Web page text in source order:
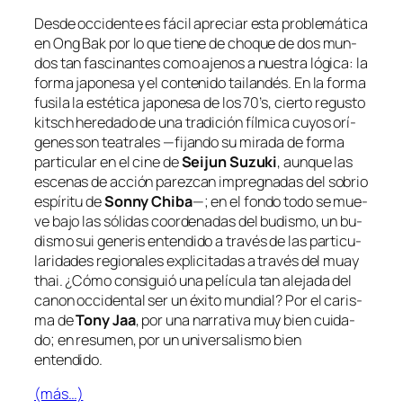
Desde oc­ci­den­te es fá­cil apre­ciar es­ta pro­ble­má­ti­ca
enOng Bakpor lo que tie­ne de cho­que de dos mun­
dos tan fas­ci­nan­tes co­mo aje­nos a nues­tra ló­gi­ca: la
for­ma ja­po­ne­sa y el con­te­ni­do tai­lan­dés. En la for­ma
fu­si­la la es­té­ti­ca ja­po­ne­sa de los 70’s, cier­to re­gus­to
kitschhe­re­da­do de una tra­di­ción fíl­mi­ca cu­yos orí­
ge­nes son tea­tra­les —fi­jan­do su mi­ra­da de for­ma
par­ti­cu­lar en el ci­ne deSeijun Suzuki, aun­que las
es­ce­nas de ac­ción pa­rez­can im­preg­na­das del so­brio
es­pí­ri­tu deSonny Chiba—; en el fon­do to­do se mue­
ve ba­jo las só­li­das coor­de­na­das del bu­dis­mo, un bu­
dis­mosui ge­ne­risen­ten­di­do a tra­vés de las par­ti­cu­
la­ri­da­des re­gio­na­les ex­pli­ci­ta­das a tra­vés del muay
thai. ¿Cómo con­si­guió una pe­lí­cu­la tan ale­ja­da del
ca­non oc­ci­den­tal ser un éxi­to mun­dial? Por el ca­ris­
ma deTony Jaa, por una na­rra­ti­va muy bien cui­da­
do; en re­su­men, por un uni­ver­sa­lis­mo bien
entendido.
(más…)